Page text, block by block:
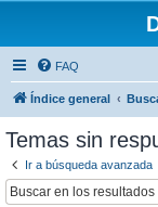
FAQ
Índice general
Temas sin
Ir a búsqueda avanzada